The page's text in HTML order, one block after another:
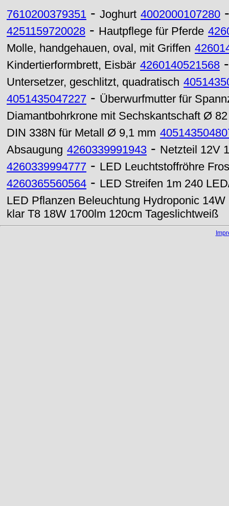
7610200379351 - Joghurt 4002000107280
4251159720028 - Hautpflege für Pferde
Molle, handgehauen, oval, mit Griffen
Kindertierformbrett, Eisbär 4260140521568
Untersetzer, geschlitzt, quadratisch
4051435047227 - Überwurfmutter für
Diamantbohrkrone mit Sechskantschaft Ø
DIN 338N für Metall Ø 9,1 mm
Absaugung 4260339991943 - Netzteil 12V
4260339994777 - LED Leuchtstoffröhre
4260365560564 - LED Streifen 1m 240
LED Pflanzen Beleuchtung Hydroponic 14W
klar T8 18W 1700lm 120cm Tageslichtweiß